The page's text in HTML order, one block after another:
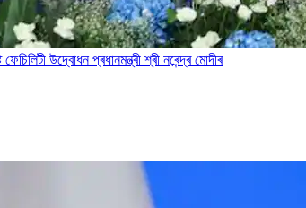
উদ্বোধন প্ৰধানমন্ত্ৰী শ্ৰী নৰেন্দ্ৰ মোদীৰ